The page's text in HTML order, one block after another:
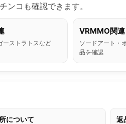
ンコも確認できます。
ーストラトスなど
VRMMO関連
ソードアート・
品を確認
について 返